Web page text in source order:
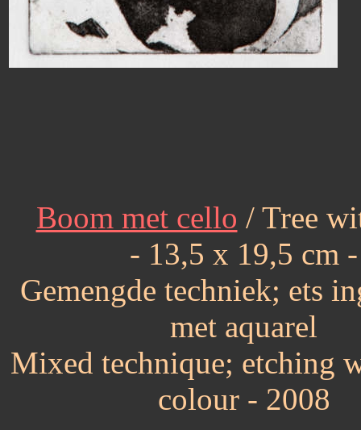
Boom met cello / Tree
- 13,5 x 19,5 cm -
Gemengde techniek; ets
met aquarel
Mixed technique; etching
colour - 2008